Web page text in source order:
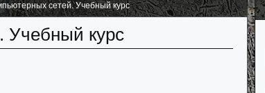
сетей. Учебный курс
Учебный курс